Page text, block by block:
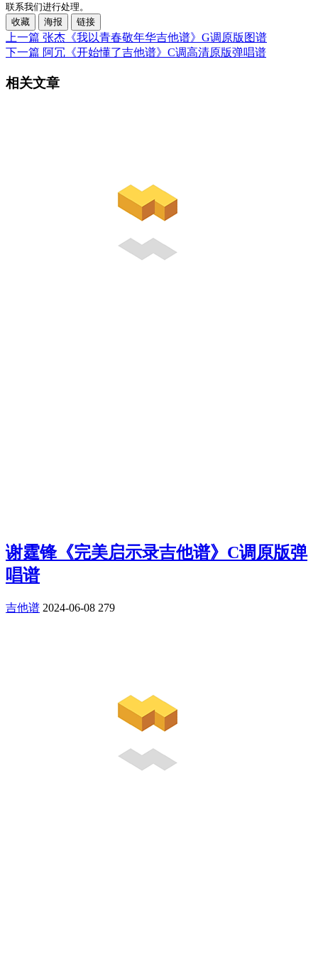
联系我们进行处理。
收藏
海报 链接
上一篇 张杰《我以青春敬年华吉他谱》G调原版图谱
下一篇 阿冗《开始懂了吉他谱》C调高清原版弹唱谱
相关文章
谢霆锋《完美启示录吉他谱》C调原版弹
唱谱
吉他谱 2024-06-08 279